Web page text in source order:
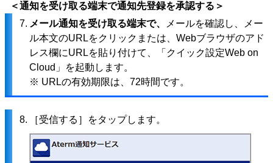
＜通知を受け取る端末で通知先登録を承認する＞
7. メール通知を受け取る端末で、
メールを確認し、メー
ル本文のURLをクリックまたは、Webブラウザのアド
レス欄にURLを貼り付けて、「クイック設定Web on
Cloud」を起動します。
※ URLの有効期限は、72時間です。
8. ［受信する］をタップします。